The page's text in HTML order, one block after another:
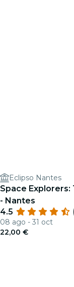
Eclipso Nantes
Space Explorers:
- Nantes
4.5
08 ago - 31 oct
22,00 €